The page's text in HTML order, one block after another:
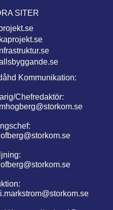
SITER
Kommunikation:
Chefredaktör: